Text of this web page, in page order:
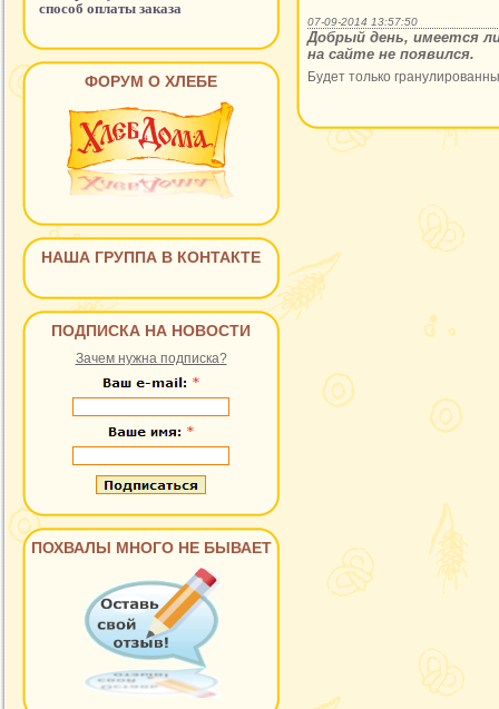
способ оплаты заказа
ФОРУМ О ХЛЕБЕ
НАША ГРУППА В КОНТАКТЕ
ПОДПИСКА НА НОВОСТИ
Зачем нужна подписка?
ПОХВАЛЫ МНОГО НЕ БЫВАЕТ
07-09-2014 13:57:50
Добрый день, имеется
на сайте не появился.
Будет только